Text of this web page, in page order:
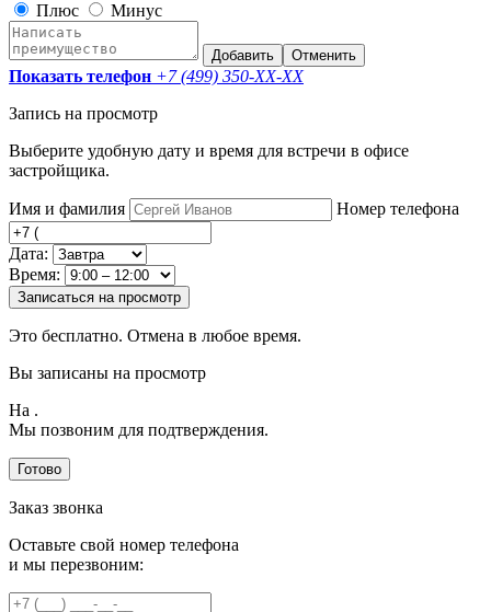
Плюс
Минус
Добавить Отменить
Показать телефон +7 (499) 350-XX-XX
Запись на просмотр
Выберите удобную дату и время для встречи в офисе
застройщика.
Имя и фамилия Номер телефона
Дата:
Время:
Записаться на просмотр
Это бесплатно. Отмена в любое время.
Вы записаны на просмотр
На .
Мы позвоним для подтверждения.
Готово
Заказ звонка
Оставьте свой номер телефона
и мы перезвоним: